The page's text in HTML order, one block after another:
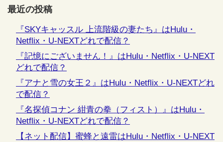
最近の投稿
『SKYキャッスル 上流階級の妻たち』はHulu・
Netflix・U-NEXTどれで配信？
『記憶にございません！』はHulu・Netflix・U-NEXT
どれで配信？
『アナと雪の女王２』はHulu・Netflix・U-NEXTどれ
で配信？
『名探偵コナン 紺青の拳（フィスト）』はHulu・
Netflix・U-NEXTどれで配信？
【ネット配信】蜜蜂と遠雷はHulu・Netflix・U-NEXT